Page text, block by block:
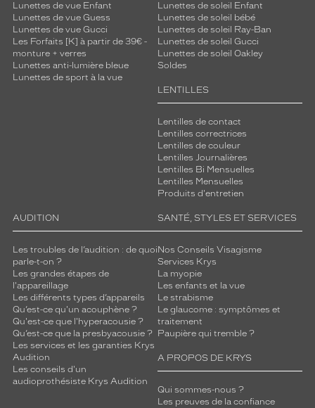
Lunettes de vue Enfant
Lunettes de vue Guess
Lunettes de vue Gucci
Les Forfaits [K] à partir de 39€ -
monture + verres
Lunettes anti-lumière bleue
Lunettes de sport à la vue
Lunettes de soleil Enfant
Lunettes de soleil bébé
Lunettes de soleil Ray-Ban
Lunettes de soleil Gucci
Lunettes de soleil Oakley
Soldes
LENTILLES
Lentilles de contact
Lentilles correctrices
Lentilles de couleur
Lentilles Journalières
Lentilles Bi Mensuelles
Lentilles Mensuelles
Produits d'entretien
AUDITION
Les troubles de l’audition : de quoi
parle-t-on ?
Les grandes étapes de
l'appareillage
Les différents types d’appareils
Qu’est-ce qu'un acouphène ?
Qu'est-ce que l'hyperacousie ?
Qu’est-ce que la presbyacousie ?
Les services et les garanties Krys
Audition
Les conseils d'un
audioprothésiste Krys Audition
SANTÉ, STYLES ET SERVICES
Nos Conseils Visagisme
Services Krys
La myopie
Les enfants et la vue
Le strabisme
Le glaucome : symptômes et
traitement
Paupière qui tremble ?
A PROPOS DE KRYS
Qui sommes-nous ?
Les preuves de la confiance